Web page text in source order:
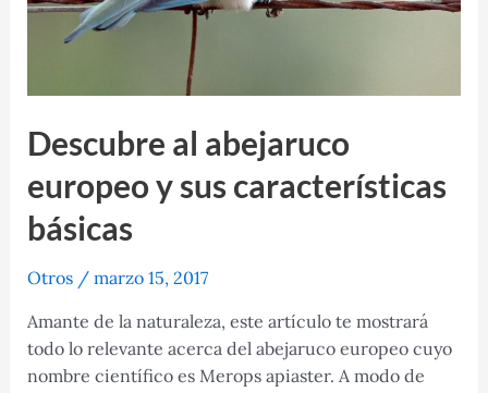
Descubre al abejaruco
europeo y sus características
básicas
Otros/ marzo 15, 2017
Amante de la naturaleza, este artículo te mostrará
todo lo relevante acerca del abejaruco europeo cuyo
nombre científico es Merops apiaster. A modo de